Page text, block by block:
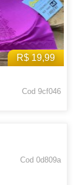
R$ 19,99
Cod 9cf046
Cod 0d809a